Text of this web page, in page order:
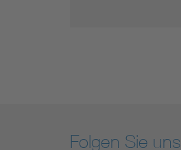
Folgen Sie uns